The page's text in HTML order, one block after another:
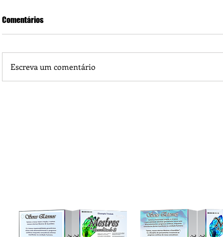
Comentários
Escreva um comentário